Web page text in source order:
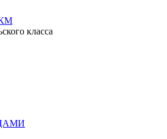
класса